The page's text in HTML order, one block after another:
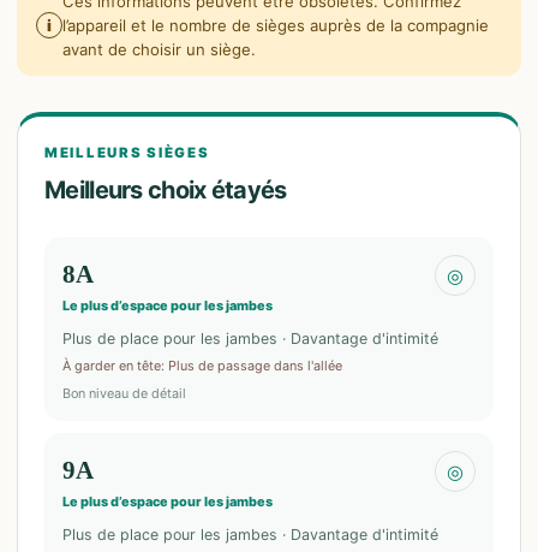
i
l’appareil et le nombre de sièges auprès de la compagnie
avant de choisir un siège.
MEILLEURS SIÈGES
Meilleurs choix étayés
8A
Le plus d’espace pour les jambes
◎
Plus de place pour les jambes · Davantage d'intimité
À garder en tête: Plus de passage dans l'allée
Bon niveau de détail
9A
Le plus d’espace pour les jambes
◎
Plus de place pour les jambes · Davantage d'intimité